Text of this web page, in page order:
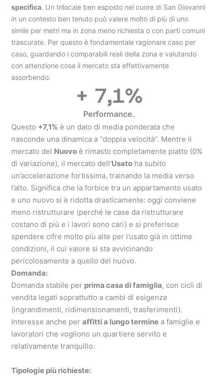
specifica. Un trilocale ben esposto nel cuore di San Giovanni
in un contesto ben tenuto può valere molto di più di uno
simile per metri ma in zona meno richiesta o con parti comuni
trascurate. Per questo è fondamentale ragionare caso per
caso, guardando i comparabili reali della zona e valutando
con attenzione cosa il mercato sta effettivamente
assorbendo.
+ 7,1%
Performance.
Questo +7,1% è un dato di media ponderata che
nasconde una dinamica a “doppia velocità”. Mentre il
mercato del Nuovo è rimasto completamente piatto (0%
di variazione), il mercato dell’Usato ha subito
un’accelerazione fortissima, trainando la media verso
l’alto. Significa che la forbice tra un appartamento usato
e uno nuovo si è ridotta drasticamente: oggi conviene
meno ristrutturare (perché le case da ristrutturare
costano di più e i lavori sono cari) e si preferisce
spendere cifre molto più alte per l’usato già in ottime
condizioni, il cui valore si sta avvicinando
pericolosamente a quello del nuovo.
Domanda:
Domanda stabile per prima casa di famiglia, con cicli di
vendita legati soprattutto a cambi di esigenze
(ingrandimenti, ridimensionamenti, trasferimenti).
Interesse anche per affitti a lungo termine a famiglie e
lavoratori che vogliono un quartiere servito e
relativamente tranquillo.
Tipologie più richieste: